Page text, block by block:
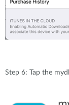
Step 6: Tap the